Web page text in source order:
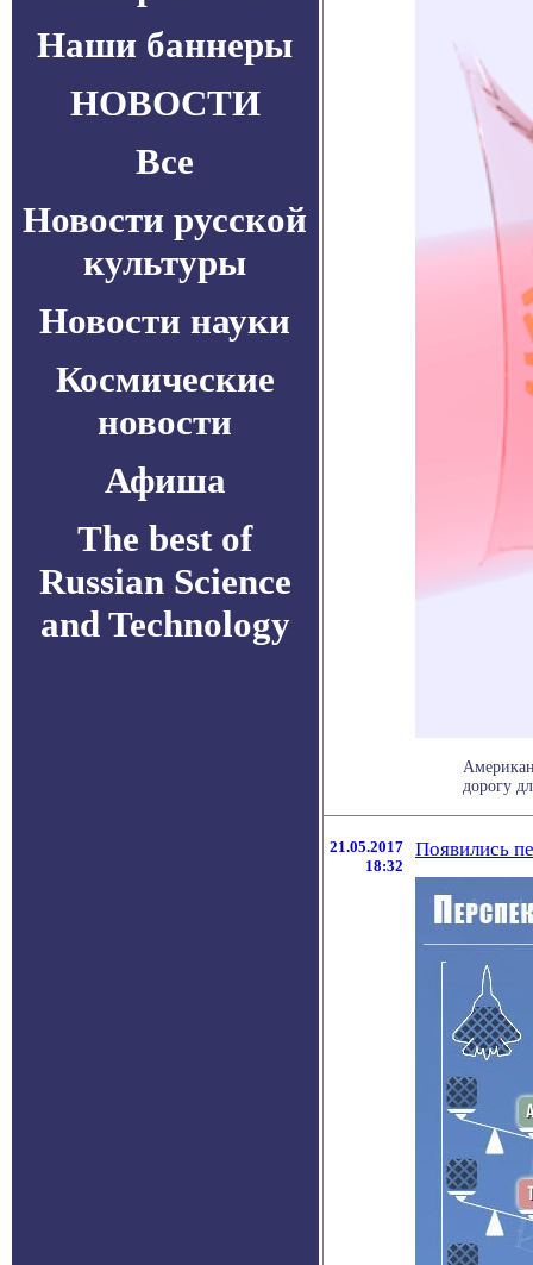
Наши баннеры
НОВОСТИ
Все
Новости русской
культуры
Новости науки
Космические
новости
Афиша
The best of
Russian Science
and Technology
дорогу
21.05.2017
18:32
Появились